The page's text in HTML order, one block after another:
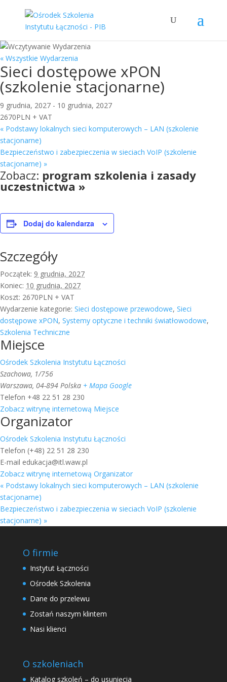
« Wszystkie Wydarzenia
Sieci dostępowe xPON
(szkolenie stacjonarne)
9 grudnia, 2027 - 10 grudnia, 2027
2670PLN + VAT
« Podstawy lokalnych sieci komputerowych – LAN (szkolenie
stacjonarne)
Bezpieczeństwo i zabezpieczenia w sieciach VoIP (szkolenie
stacjonarne) »
Zobacz: program szkolenia i zasady
uczestnictwa »
Dodaj do kalendarza
Szczegóły
Początek: 9 grudnia, 2027
Koniec: 10 grudnia, 2027
Koszt: 2670PLN + VAT
Wydarzenie kategorie: Sieci dostępowe przewodowe, Sieci
dostępowe xPON, Systemy optyczne i techniki światłowodowe,
Szkolenia Techniczne
Miejsce
Ośrodek Szkolenia Instytutu Łączności
Szachowa, 1/756
Warszawa, 04-894 Polska + Mapa Google
Telefon +48 22 51 28 230
Zobacz witrynę internetową Miejsce
Organizator
Ośrodek Szkolenia Instytutu Łączności
Telefon (+48) 22 51 28 230
E-mail edukacja@itl.waw.pl
Zobacz witrynę internetową Organizator
« Podstawy lokalnych sieci komputerowych – LAN (szkolenie
stacjonarne)
Bezpieczeństwo i zabezpieczenia w sieciach VoIP (szkolenie
stacjonarne) »
O firmie
Instytut Łączności
Ośrodek Szkolenia
Dane do przelewu
Zostań naszym klintem
Nasi klienci
O szkoleniach
Katalog szkoleń – do usunięcia